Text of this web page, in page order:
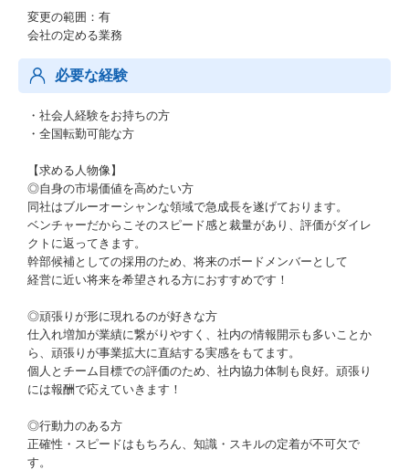
変更の範囲：有
会社の定める業務
必要な経験
・社会人経験をお持ちの方
・全国転勤可能な方
【求める人物像】
◎自身の市場価値を高めたい方
同社はブルーオーシャンな領域で急成長を遂げております。
ベンチャーだからこそのスピード感と裁量があり、評価がダイレ
クトに返ってきます。
幹部候補としての採用のため、将来のボードメンバーとして
経営に近い将来を希望される方におすすめです！
◎頑張りが形に現れるのが好きな方
仕入れ増加が業績に繋がりやすく、社内の情報開示も多いことか
ら、頑張りが事業拡大に直結する実感をもてます。
個人とチーム目標での評価のため、社内協力体制も良好。頑張り
には報酬で応えていきます！
◎行動力のある方
正確性・スピードはもちろん、知識・スキルの定着が不可欠で
す。